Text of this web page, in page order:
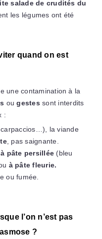
salade de crudités du
les légumes ont été
quand on est
une contamination à la
ougestes sont interdits
:
la viande
, pas saignante.
,à pâte persillée (bleu
à pâte fleurie.
ou fumée.
l’on n’est pas
?